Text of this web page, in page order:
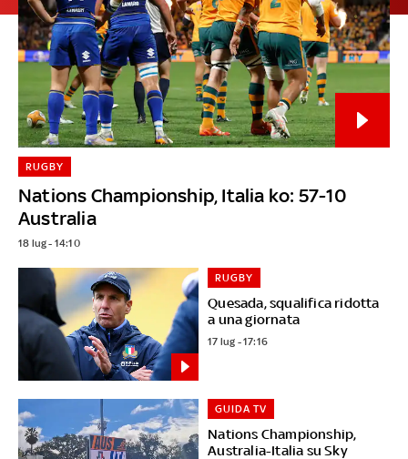
Nations Championship, Italia ko: 57-10
Australia
RUGBY
18 lug - 14:10
Quesada, squalifica ridotta
a una giornata
RUGBY
17 lug - 17:16
Nations Championship,
Australia-Italia su Sky
GUIDA TV